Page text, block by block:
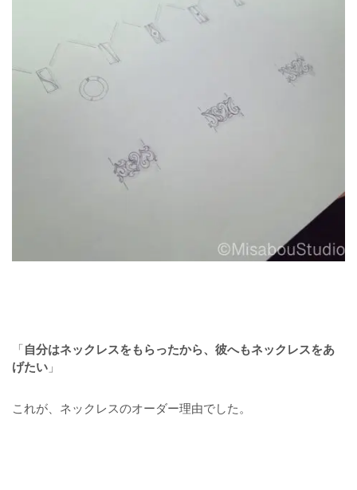
「自分はネックレスをもらったから、彼へもネックレスをあ
げたい 」
これが、ネックレスのオーダー理由でした。